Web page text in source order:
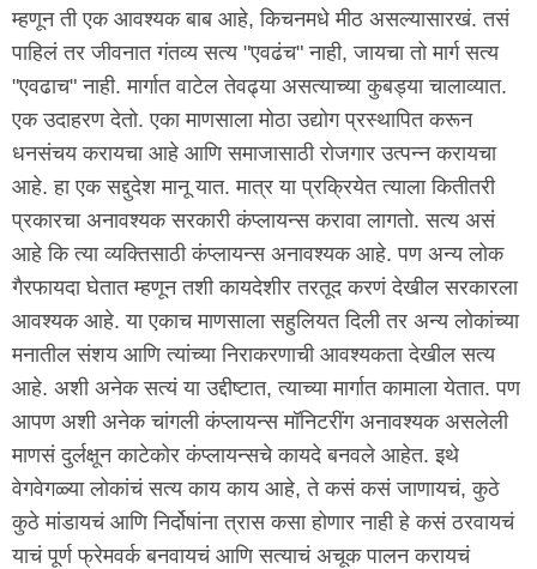
म्हणून ती एक आवश्यक बाब आहे, किचनमधे मीठ असल्यासारखं. तसं
पाहिलं तर जीवनात गंतव्य सत्य "एवढंच" नाही, जायचा तो मार्ग सत्य
"एवढाच" नाही. मार्गात वाटेल तेवढ्या असत्याच्या कुबड्या चालाव्यात.
एक उदाहरण देतो. एका माणसाला मोठा उद्योग प्रस्थापित करून
धनसंचय करायचा आहे आणि समाजासाठी रोजगार उत्पन्न करायचा
आहे. हा एक सद्दुदेश मानू यात. मात्र या प्रक्रियेत त्याला कितीतरी
प्रकारचा अनावश्यक सरकारी कंप्लायन्स करावा लागतो. सत्य असं
आहे कि त्या व्यक्तिसाठी कंप्लायन्स अनावश्यक आहे. पण अन्य लोक
गैरफायदा घेतात म्हणून तशी कायदेशीर तरतूद करणं देखील सरकारला
आवश्यक आहे. या एकाच माणसाला सहुलियत दिली तर अन्य लोकांच्या
मनातील संशय आणि त्यांच्या निराकरणाची आवश्यकता देखील सत्य
आहे. अशी अनेक सत्यं या उद्दीष्टात, त्याच्या मार्गात कामाला येतात. पण
आपण अशी अनेक चांगली कंप्लायन्स मॉनिटरींग अनावश्यक असलेली
माणसं दुर्लक्षून काटेकोर कंप्लायन्सचे कायदे बनवले आहेत. इथे
वेगवेगळ्या लोकांचं सत्य काय काय आहे, ते कसं कसं जाणायचं, कुठे
कुठे मांडायचं आणि निर्दोषांना त्रास कसा होणार नाही हे कसं ठरवायचं
याचं पूर्ण फ्रेमवर्क बनवायचं आणि सत्याचं अचूक पालन करायचं